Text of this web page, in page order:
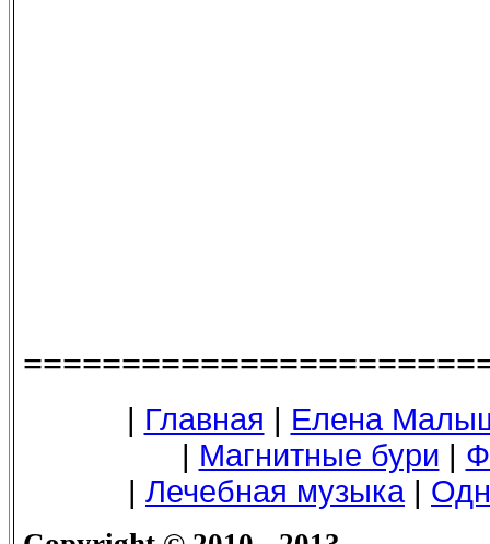
| Главная | Елена
| Магнитные бури |
| Лечебная музыка|